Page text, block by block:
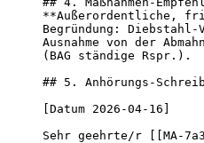
**Außerordentliche,
Begründung:
Ausnahme von der
(BAG ständige Rspr.).
## 5. Anhörungs-
[Datum 2026-04-16]
Sehr geehrte/r [[MA-